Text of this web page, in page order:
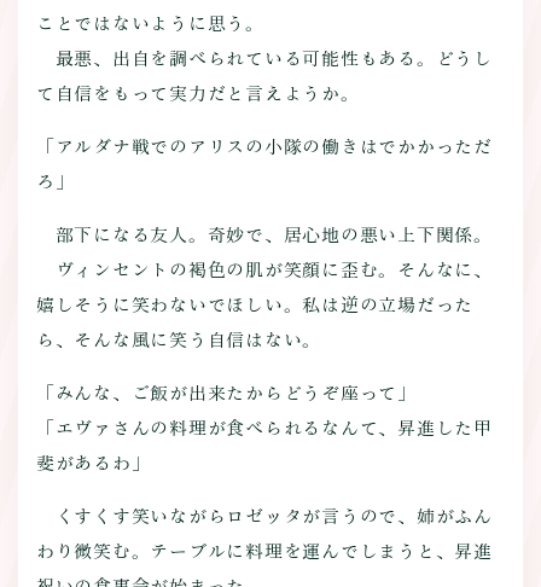
ことではないように思う。
最悪、出自を調べられている可能性もある。どうし
て自信をもって実力だと言えようか。
「アルダナ戦でのアリスの小隊の働きはでかかっただ
ろ」
部下になる友人。奇妙で、居心地の悪い上下関係。
ヴィンセントの褐色の肌が笑顔に歪む。そんなに、
嬉しそうに笑わないでほしい。私は逆の立場だった
ら、そんな風に笑う自信はない。
「みんな、ご飯が出来たからどうぞ座って」
「エヴァさんの料理が食べられるなんて、昇進した甲
斐があるわ」
くすくす笑いながらロゼッタが言うので、姉がふん
わり微笑む。テーブルに料理を運んでしまうと、昇進